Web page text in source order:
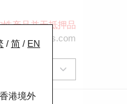
性产品并无抵押品
/ 简 / EN
港境外